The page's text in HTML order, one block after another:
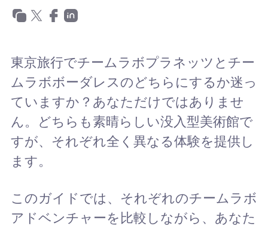
東京旅行でチームラボプラネッツとチー
ムラボボーダレスのどちらにするか迷っ
ていますか？あなただけではありませ
ん。どちらも素晴らしい没入型美術館で
すが、それぞれ全く異なる体験を提供し
ます。
このガイドでは、それぞれのチームラボ
アドベンチャーを比較しながら、あなた